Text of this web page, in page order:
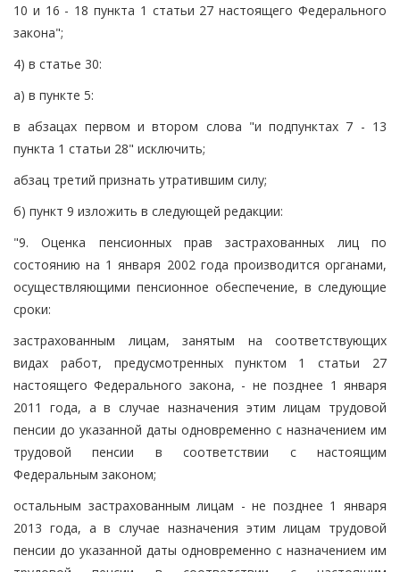
10 и 16 - 18 пункта 1 статьи 27 настоящего Федерального
закона";
4) в статье 30:
а) в пункте 5:
в абзацах первом и втором слова "и подпунктах 7 - 13
пункта 1 статьи 28" исключить;
абзац третий признать утратившим силу;
б) пункт 9 изложить в следующей редакции:
"9. Оценка пенсионных прав застрахованных лиц по
состоянию на 1 января 2002 года производится органами,
осуществляющими пенсионное обеспечение, в следующие
сроки:
застрахованным лицам, занятым на соответствующих
видах работ, предусмотренных пунктом 1 статьи 27
настоящего Федерального закона, - не позднее 1 января
2011 года, а в случае назначения этим лицам трудовой
пенсии до указанной даты одновременно с назначением им
трудовой пенсии в соответствии с настоящим
Федеральным законом;
остальным застрахованным лицам - не позднее 1 января
2013 года, а в случае назначения этим лицам трудовой
пенсии до указанной даты одновременно с назначением им